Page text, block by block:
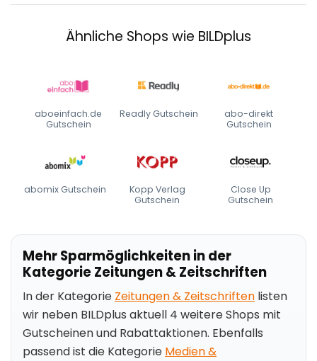
Ähnliche Shops wie BILDplus
aboeinfach.de
Gutschein
Readly Gutschein
abo-direkt
Gutschein
abomix Gutschein
Kopp Verlag
Gutschein
Close Up
Gutschein
Mehr Sparmöglichkeiten in der
Kategorie Zeitungen & Zeitschriften
In der Kategorie Zeitungen & Zeitschriften listen
wir neben BILDplus aktuell 4 weitere Shops mit
Gutscheinen und Rabattaktionen. Ebenfalls
passend ist die Kategorie Medien &